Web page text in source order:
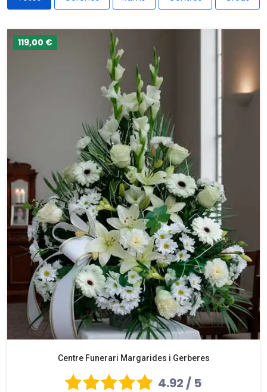
119,00 €
Centre Funerari Margarides i Gerberes
4.92 / 5